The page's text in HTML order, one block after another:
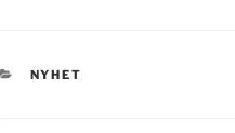
KATEGORIER
NYHET